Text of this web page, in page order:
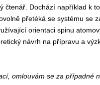
čtenář. Dochází například k
přetéká se systému se
orientaci spinu
návrh na přípravu a
omlouvám se za případné